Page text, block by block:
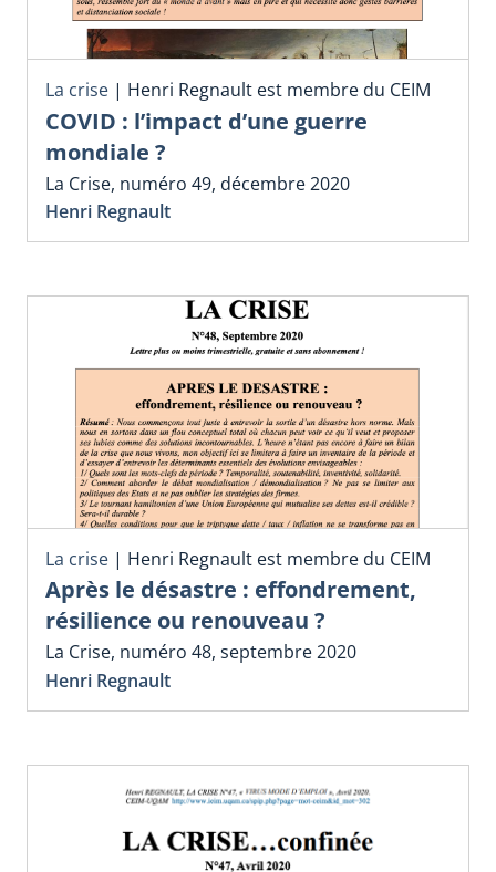
La crise | Henri Regnault est membre du CEIM
COVID : l’impact d’une guerre
mondiale ?
La Crise, numéro 49, décembre 2020
Henri Regnault
La crise | Henri Regnault est membre du CEIM
Après le désastre : effondrement,
résilience ou renouveau ?
La Crise, numéro 48, septembre 2020
Henri Regnault